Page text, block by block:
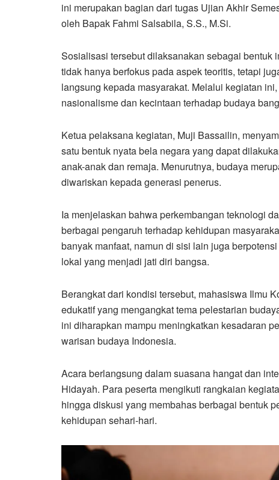
ini merupakan bagian dari tugas Ujian Akhir
oleh Bapak Fahmi Salsabila, S.S., M.Si.
Sosialisasi tersebut dilaksanakan sebagai
tidak hanya berfokus pada aspek teoritis, tetapi
langsung kepada masyarakat. Melalui kegiatan
nasionalisme dan kecintaan terhadap budaya
Ketua pelaksana kegiatan, Muji Bassailin,
satu bentuk nyata bela negara yang dapat
anak-anak dan remaja. Menurutnya, budaya
diwariskan kepada generasi penerus.
Ia menjelaskan bahwa perkembangan teknologi
berbagai pengaruh terhadap kehidupan
banyak manfaat, namun di sisi lain juga
lokal yang menjadi jati diri bangsa.
Berangkat dari kondisi tersebut, mahasiswa Ilmu
edukatif yang mengangkat tema pelestarian
ini diharapkan mampu meningkatkan kesadaran
warisan budaya Indonesia.
Acara berlangsung dalam suasana hangat dan
Hidayah. Para peserta mengikuti rangkaian
hingga diskusi yang membahas berbagai bentuk
kehidupan sehari-hari.